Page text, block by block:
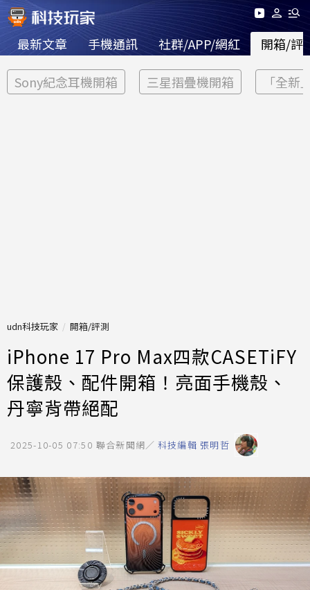
最新文章 手機通訊 社群/APP/網紅 開箱/評
Sony紀念耳機開箱 三星摺疊機開箱 「全新
udn科技玩家 開箱/評測
iPhone 17 Pro Max四款CASETiFY
保護殼、配件開箱！亮面手機殼、
丹寧背帶絕配
2025-10-05 07:50 聯合新聞網／ 科技編輯 張明哲